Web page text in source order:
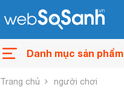
Danh mục sản phẩm
Trang chủ người chơi